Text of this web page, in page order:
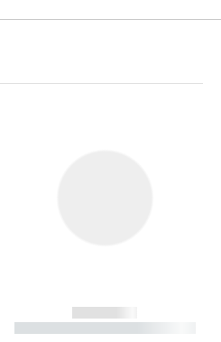
------------
----------- ----------- ----------